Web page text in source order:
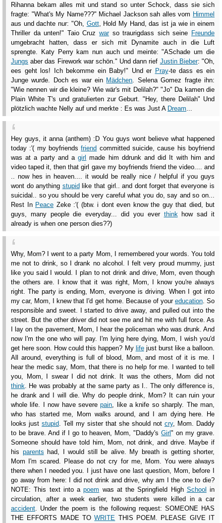
Rihanna bekam alles mit und stand so unter Schock, dass sie sich
fragte: "What's My Name???" Michael Jackson sah alles vom Himmel
aus und dachte nur: "Oh, Gott, Hold My Hand, das ist ja wie in einem
Thriller da unten!" Taio Cruz warso traurigdass sich seine Freunde
umgebracht hatten, dass er sich mit Dynamite auch in die Luft
sprengte. Katy Perry kam nun auch und meinte: "ASchade um die
Jungs aber das Firework war schön." Und dann rief Justin Bieber: "Oh,
ees geht los! Ich bekomme ein Baby!" Und er Pray-te dass es ein
Junge wurde. Doch es war ein Mädchen . Selena Gomez fragte ihn:
"Wie nennen wir die kleine? Wie wär's mit Delilah?" "Jo" Da kamen die
Plain White T's und gratulierten zur Geburt. "Hey, there Delilah" Und
plötzlich wachte Nelly auf und merkte : Es was Just A Dream
Hey guys, it anna (anthem) :D You guys wont believe what happened
today :'( my boyfriendsfriend committed suicide, cause his boyfriend
was at a party and agirl made him ddrunk and did It with him and
video taped it, then that girl gave my boyfriends friend the video.... and
.. now hes in heaven.... it would be really nice / helpful if you guys
wont do anything stupid like that girl.. and dont forget that everyone is
suicidal.. so you should be very careful what you do, say and so on...
Rest In Peace Zeke :'( (btw. i dont even know the guy that died, but
guys, many people die everyday... did you ever think how sad it
already is when one person dies??)
Why, Mom? I went to a party Mom, I remembered your words. You told
me not to drink, so I drank no alcohol. I felt very proud mummy, just
like you said I would. I plan to not drink and drive, Mom, even though
the others are. I know that it was right, Mom, I know you're always
right. The party is ending, Mom, everyone is driving. When I got into
my car, Mom, I knew that I'd get home. Because of your education. So
responsible and sweet. I started to drive away, and pulled out into the
street. But the other driver did not see me and hit me with full force. As
I lay on the pavement, Mom, I hear the policeman who was drunk. And
now I'm the one who will pay. I'm lying here dying, Mom, I wish you'd
get here soon. How could this happen? My lifejust burst like a balloon.
All around, everything is full of blood, Mom, and most of it is me. I
hear the medic say, Mom, that there is no help for me. I wanted to tell
you, Mom, I swear I did not drink. It was the others, Mom did not
think. He was probably at the same party as I.. The only difference is,
he drank and I will die. Why do people drink, Mom? It can ruin your
whole life. I now have severepain, like a knife so sharply. The man,
who has started me, Mom walks around, and I am dying here. He
looks just stupid. Tell my sister that she should not cry, Mom. Daddy
to be brave. And if I go to heaven, Mom, "Daddy'sGirl" on my grave.
Someone should have told him, Mom, not drink, and drive. Maybe if
his parents had, I would still be alive. My breath is getting shorter,
Mom I'm scared. Please do not cry for me, Mom. You were always
there when I needed you. I just have one last question, Mom, before I
go away from here: I did not drink and drive, why am I the one to die?
NOTE: This text into apoem was at the Springfield High School in
circulation, after a week earlier, two students were killed in a car
accident. Under the poem is the following request: SOMEONE HAS
THE EFFORTS MADE TOWRITE THIS POEM. PLEASE GIVE IT